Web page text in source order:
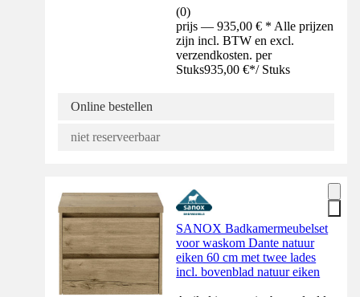
(0)
prijs — 935,00 € * Alle prijzen
zijn incl. BTW en excl.
verzendkosten. per
Stuks935,00 €*/ Stuks
Online bestellen
niet reserveerbaar
SANOX Badkamermeubelset
voor waskom Dante natuur
eiken 60 cm met twee lades
incl. bovenblad natuur eiken